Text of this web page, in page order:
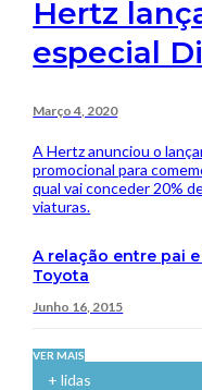
Hertz
especial
Março 4, 2020
A Hertz anunciou o
promocional para
qual vai conceder 20%
viaturas.
A relação entre pai
Toyota
Junho 16, 2015
VER MAIS
+ lidas